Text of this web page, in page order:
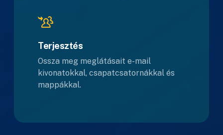
Terjesztés
Ossza meg meglátásait e-mail
kivonatokkal, csapatcsatornákkal és
mappákkal.